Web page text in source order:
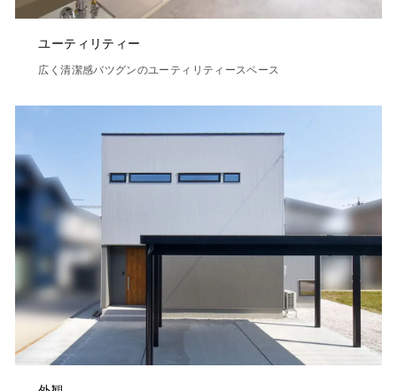
ユーティリティー
広く清潔感バツグンのユーティリティースペース